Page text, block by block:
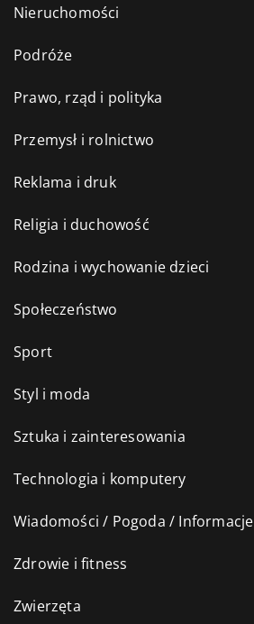
Nieruchomości
Podróże
Prawo, rząd i polityka
Przemysł i rolnictwo
Reklama i druk
Religia i duchowość
Rodzina i wychowanie dzieci
Społeczeństwo
Sport
Styl i moda
Sztuka i zainteresowania
Technologia i komputery
Wiadomości / Pogoda / Informacje
Zdrowie i fitness
Zwierzęta